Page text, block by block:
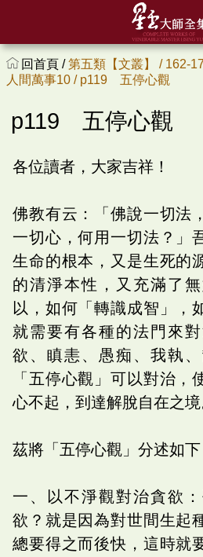
回首頁 /第五類【文叢】 / 162-
人間萬事10 / p119 五停心觀
p119 五停心觀
各位讀者，大家吉祥！
佛教有云：「佛說一切法
一切心，何用一切法？」
生命的根本，又是生死的
的清淨本性，又充滿了
以，如何「轉識成智」，
就需要有各種的法門來
欲、瞋恚、愚痴、我執
「五停心觀」可以對治，
心不起，到達解脫自在之境
茲將「五停心觀」分述如
一、以不淨觀對治貪欲
欲？就是因為對世間生起
總要得之而後快，這時就